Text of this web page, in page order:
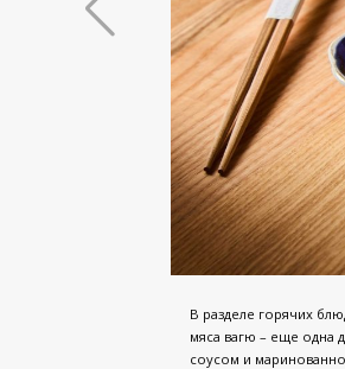
В разделе горячих
мяса вагю – еще одна
соусом и